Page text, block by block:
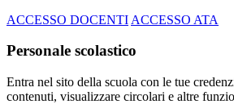
ACCESSO DOCENTI ACCESSO ATA
Personale scolastico
Entra nel sito della scuola con le tue
contenuti, visualizzare circolari e altre